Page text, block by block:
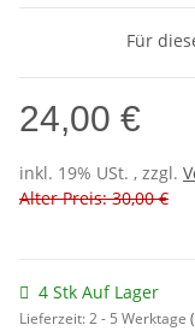
Für
24,00 €
inkl. 19% USt. , zzgl.
Alter Preis: 30,00 €
4 Stk Auf Lager
Lieferzeit:2 - 5 Werktage